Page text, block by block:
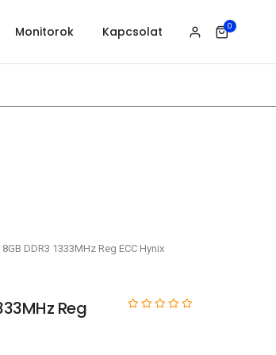
Monitorok Kapcsolat 0
8GB DDR3 1333MHz Reg ECC Hynix
Reg